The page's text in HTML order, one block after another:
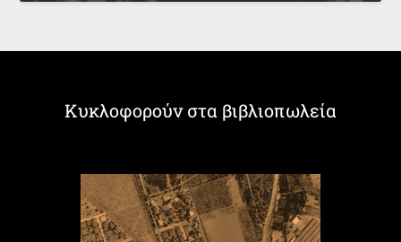
Κυκλοφορούν στα βιβλιοπωλεία